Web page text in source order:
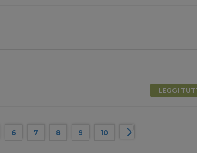
LEGGI
6 7 8 9 10